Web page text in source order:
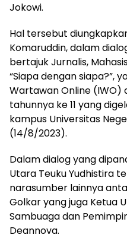
Jokowi.
Hal tersebut
Komaruddin, dalam
bertajuk Jurnalis,
“Siapa dengan siapa?”,
Wartawan Online
tahunnya ke 11 yang
kampus Universitas
(14/8/2023).
Dalam dialog yang
Utara Teuku Yudhistira
narasumber lainnya
Golkar yang juga Ketua
Sambuaga dan
Deannova.